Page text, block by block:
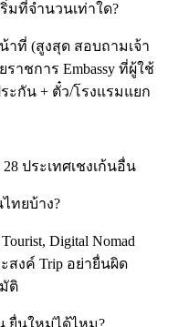
มที่จำนวนเท่าใด?
าที่ (สูงสุด สอบถามเจ้า
ชการ Embassy ที่ผู้ใช้
ะกัน + ตั๋ว/โรงแรมแยก
ประเทศเชงเก้นอื่น
ทยบ้าง?
Digital Nomad
ะสงค์ Trip อย่ายื่นผิด
ติ